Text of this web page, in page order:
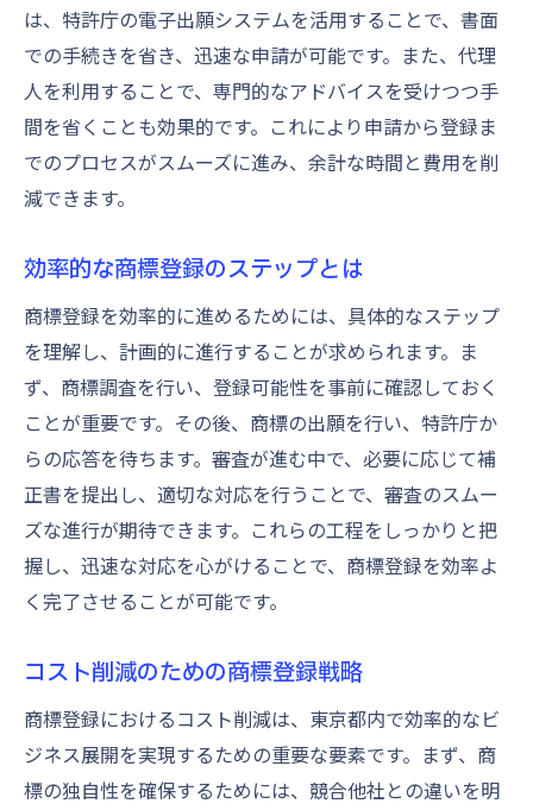
は、特許庁の電子出願システムを活用することで、書面
での手続きを省き、迅速な申請が可能です。また、代理
人を利用することで、専門的なアドバイスを受けつつ手
間を省くことも効果的です。これにより申請から登録ま
でのプロセスがスムーズに進み、余計な時間と費用を削
減できます。
効率的な商標登録のステップとは
商標登録を効率的に進めるためには、具体的なステップ
を理解し、計画的に進行することが求められます。ま
ず、商標調査を行い、登録可能性を事前に確認しておく
ことが重要です。その後、商標の出願を行い、特許庁か
らの応答を待ちます。審査が進む中で、必要に応じて補
正書を提出し、適切な対応を行うことで、審査のスムー
ズな進行が期待できます。これらの工程をしっかりと把
握し、迅速な対応を心がけることで、商標登録を効率よ
く完了させることが可能です。
コスト削減のための商標登録戦略
商標登録におけるコスト削減は、東京都内で効率的なビ
ジネス展開を実現するための重要な要素です。まず、商
標の独自性を確保するためには、競合他社との違いを明